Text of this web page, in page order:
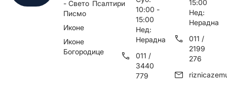
- Свето
Писмо
Иконе
Иконе
Богородице
Псалтири
10:00 -
15:00
Нед:
Нерадна
011 /
3440
779
15:00
Нед:
Нерадна
011 /
2199
276